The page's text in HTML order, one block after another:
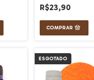
R$23,90
ESGOTADO